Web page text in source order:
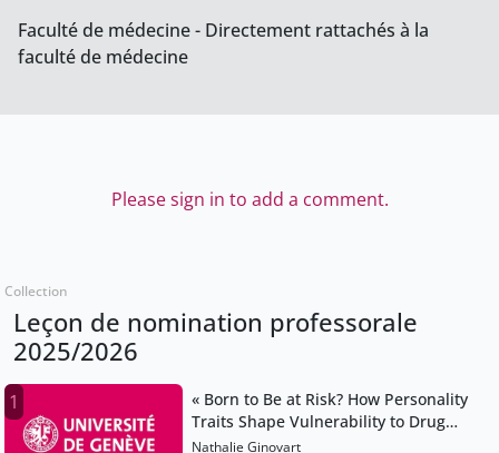
Faculté de médecine - Directement rattachés à la
faculté de médecine
Please sign in to add a comment.
Collection
Leçon de nomination professorale
2025/2026
1
« Born to Be at Risk? How Personality
Traits Shape Vulnerability to Drug
Abuse »
Nathalie Ginovart